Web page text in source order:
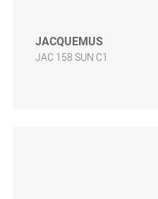
JACQUEMUS
JAC 158 SUN C1